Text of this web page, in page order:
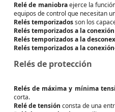
Relé de maniobraejerce la
equipos de control que necesitan
Relés temporizadosson los
Relés temporizadosa la conexión
Relés temporizadosa la
Relés temporizados a la
Relés de protección
Relés de máxima y mínima
corta.
Relé de tensión consta de una